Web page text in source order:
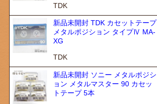
TDK
新品未開封 TDK カセットテープ
メタルポジション タイプⅣ MA-
XG
TDK
新品未開封 ソニー メタルポジシ
ョン メタルマスター 90 カセッ
トテープ 5本